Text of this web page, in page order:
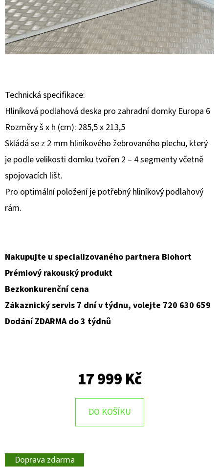
Technická specifikace:
Hliníková podlahová deska pro zahradní domky Europa 6
Rozměry š x h (cm): 285,5 x 213,5
Skládá se z 2 mm hliníkového žebrovaného plechu, který
je podle velikosti domku tvořen 2 – 4 segmenty včetně
spojovacích lišt.
Pro optimální položení je potřebný hliníkový podlahový
rám.
Nakupujte u specializovaného partnera Biohort
Prémiový rakouský produkt
Bezkonkurenční cena
Zákaznický servis 7 dní v týdnu, volejte 720 630 659
Dodání ZDARMA do 3 týdnů
17 999 Kč
DO KOŠÍKU
Doprava zdarma
T
E
N
Í
T
?
HLEDAT
O
P
O
R
U
Č